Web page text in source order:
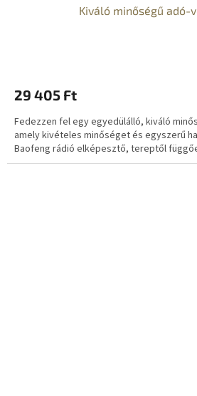
Kiváló minőségű adó-
29 405 Ft
Fedezzen fel egy egyedülálló, kiváló
amely kivételes minőséget és egyszerű
Baofeng rádió elképesztő, tereptől